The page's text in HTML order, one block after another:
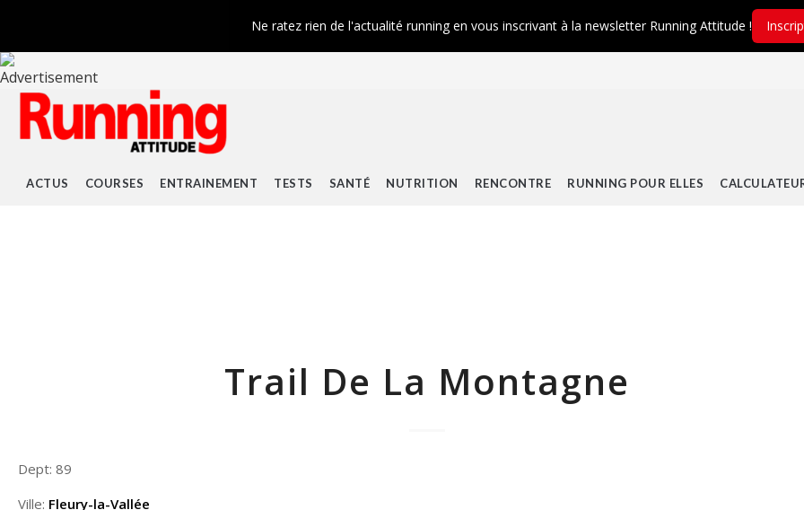
ACTUS COURSES ENTRAINEMENT TESTS SANTÉ NUTRITION RENCONTRE RUNNING POUR ELLES
Trail De La Montagne
Dept: 89
Ville: Fleury-la-Vallée
Ne ratez rien de l'actualité running en vous inscrivant à la newsletter Running Attitude !